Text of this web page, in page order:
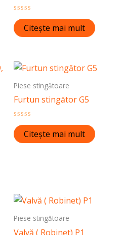
Evaluat
la
0
din
Citește mai mult
Piese stingătoare
Furtun stingător G5
Evaluat
la
0
din
Citește mai mult
Piese stingătoare
Valvă ( Robinet) P1